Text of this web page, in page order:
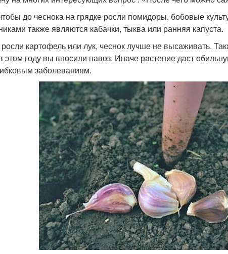
до чеснока на грядке росли помидоры, бобовые
также являются кабачки, тыква или ранняя капуста.
картофель или лук, чеснок лучше не высаживать.
этом году вы вносили навоз. Иначе растение даст
заболеваниям.